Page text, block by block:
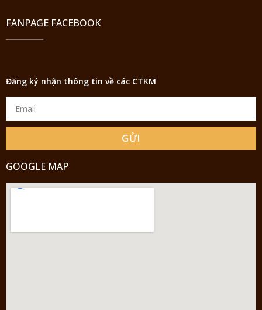
FANPAGE FACEBOOK
Đăng ký nhận thông tin về các CTKM
GỬI
GOOGLE MAP